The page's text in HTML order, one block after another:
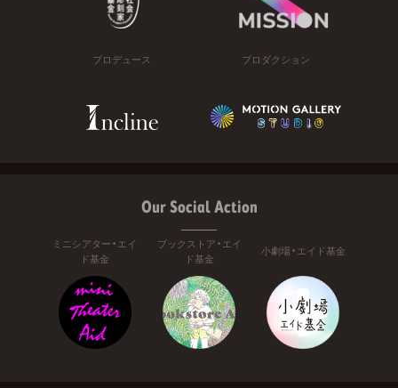
プロデュース プロダクション
Our Social Action
ミニシアター・エイ
ド基金
ブックストア・エイ
ド基金
小劇場・エイド基金